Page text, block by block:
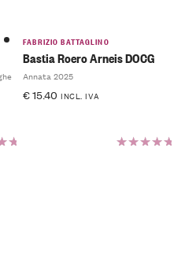
FABRIZIO BATTAGLINO
Bastia Roero Arneis DOCG
Annata 2025
€15.40 INCL. IVA